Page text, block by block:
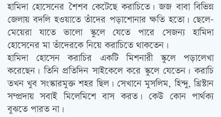
হামিদা হোসেনের শৈশব কেটেছে করাচিতে। জজ বাবা বিভিন্ন
জেলায় বদলি হওয়াতে তাঁদের পড়াশোনার ক্ষতি হতো। ছেলে-
মেয়েরা যাতে ভালো স্কুলে যেতে পারে সেজন্য হামিদা
হোসেনের মা তাঁদেরকে নিয়ে করাচিতে থাকতেন।
হামিদা হোসেন করাচির একটি মিশনারী স্কুলে পড়ালেখা
করেছেন। তিনি প্রতিদিন সাইকেলে করে স্কুলে যেতেন। করাচি
তখন খুব সংস্কারমুক্ত শহর ছিল। সেখানে মুসলিম, হিন্দু, খ্রিস্টান
সম্প্রদায় সবাই মিলেমিশে বাস করত। কেউ কোন পার্থক্য
বুঝতে পারত না।